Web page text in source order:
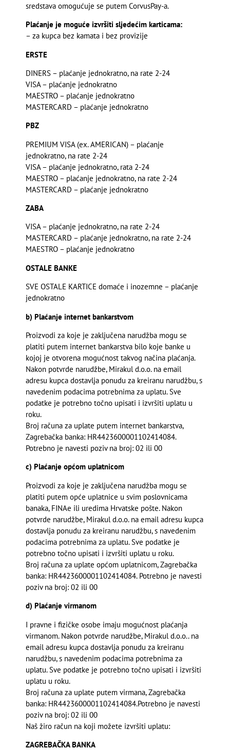
sredstava omogućuje se putem CorvusPay-a.
Plaćanje je moguće izvršiti sljedećim karticama:
– za kupca bez kamata i bez provizije
ERSTE
DINERS – plaćanje jednokratno, na rate 2-24
VISA – plaćanje jednokratno
MAESTRO – plaćanje jednokratno
MASTERCARD – plaćanje jednokratno
PBZ
PREMIUM VISA (ex. AMERICAN) – plaćanje
jednokratno, na rate 2-24
VISA – plaćanje jednokratno, rata 2-24
MAESTRO – plaćanje jednokratno, na rate 2-24
MASTERCARD – plaćanje jednokratno
ZABA
VISA – plaćanje jednokratno, na rate 2-24
MASTERCARD – plaćanje jednokratno, na rate 2-24
MAESTRO – plaćanje jednokratno
OSTALE BANKE
SVE OSTALE KARTICE domaće i inozemne – plaćanje
jednokratno
b) Plaćanje internet bankarstvom
Proizvodi za koje je zaključena narudžba mogu se
platiti putem internet bankarstva bilo koje banke u
kojoj je otvorena mogućnost takvog načina plaćanja.
Nakon potvrde narudžbe, Mirakul d.o.o. na e­mail
adresu kupca dostavlja ponudu za kreiranu narudžbu, s
navedenim podacima potrebnima za uplatu. Sve
podatke je potrebno točno upisati i izvršiti uplatu u
roku.
Broj računa za uplate putem internet bankarstva,
Zagrebačka banka: HR4423600001102414084.
Potrebno je navesti poziv na broj: 02 ili 00
c) Plaćanje općom uplatnicom
Proizvodi za koje je zaključena narudžba mogu se
platiti putem opće uplatnice u svim poslovnicama
banaka, FINA­e ili uredima Hrvatske pošte. Nakon
potvrde narudžbe, Mirakul d.o.o. na e­mail adresu kupca
dostavlja ponudu za kreiranu narudžbu, s navedenim
podacima potrebnima za uplatu. Sve podatke je
potrebno točno upisati i izvršiti uplatu u roku.
Broj računa za uplate općom uplatnicom, Zagrebačka
banka: HR4423600001102414084. Potrebno je navesti
poziv na broj: 02 ili 00
d) Plaćanje virmanom
I pravne i fizičke osobe imaju mogućnost plaćanja
virmanom. Nakon potvrde narudžbe, Mirakul d.o.o.. na
e­mail adresu kupca dostavlja ponudu za kreiranu
narudžbu, s navedenim podacima potrebnima za
uplatu. Sve podatke je potrebno točno upisati i izvršiti
uplatu u roku.
Broj računa za uplate putem virmana, Zagrebačka
banka: HR4423600001102414084.Potrebno je navesti
poziv na broj: 02 ili 00
Naš žiro račun na koji možete izvršiti uplatu:
ZAGREBAČKA BANKA